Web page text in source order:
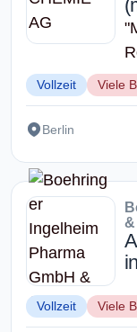
Vollzeit Viele
Berlin
&
Vollzeit Viele